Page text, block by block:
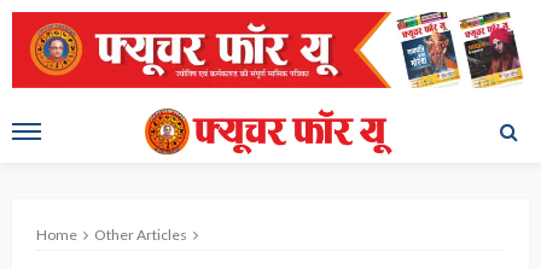
Home Other Articles